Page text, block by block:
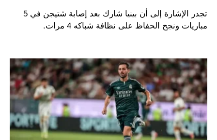
تجدر الإشارة إلى أن بينيا شارك بعد إصابة شتيجن في 5
مباريات ونجح الحفاظ على نظافة شباكه 4 مرات.